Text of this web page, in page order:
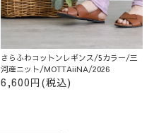
さらふわコットンレギンス/5カラー/三
河産ニット/MOTTAiiNA/2026
6,600円(税込)